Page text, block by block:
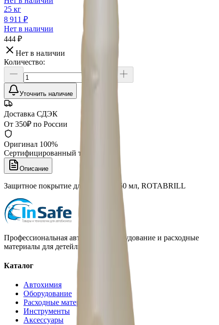
25 кг
8 911 ₽
Нет в наличии
444 ₽
Нет в наличии
Количество:
Уточнить наличие
Доставка СДЭК
От 350₽ по России
Оригинал 100%
Сертифицированный товар
Описание
Защитное покрытие для резины, 750 мл, ROTABRILL
Профессиональная автохимия, оборудование и расходные
материалы для детейлинга.
Каталог
Автохимия
Оборудование
Расходные материалы
Инструменты
Аксессуары